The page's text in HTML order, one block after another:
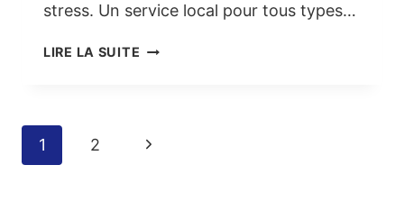
stress. Un service local pour tous types…
LIRE LA SUITE DÉBARRAS
UN
Navigation
de
1 2
Page